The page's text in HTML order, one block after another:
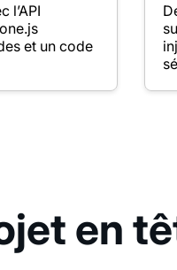
l’API
et un code
en